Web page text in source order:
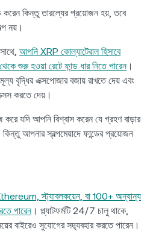
করেন কিন্তু তারল্যের প্রয়োজন হয়, তবে
নয়।
আপনি XRP কোল্যাটেরাল হিসাবে
শুরু হওয়া রেটে ফান্ড ধার নিতে পারেন।
বৃদ্ধির এক্সপোজার বজায় রাখতে দেয় এবং
করতে দেয়।
যদি আপনি বিশ্বাস করেন যে গ্রহণ বাড়ার
আপনার স্বল্পমেয়াদে ফান্ডের প্রয়োজন
স্ট্যাবলকয়েন, বা 100+ অন্যান্য
পারেন। প্ল্যাটফর্মটি 24/7 চালু থাকে,
বাইরেও সুযোগের সদ্ব্যবহার করতে পারেন।